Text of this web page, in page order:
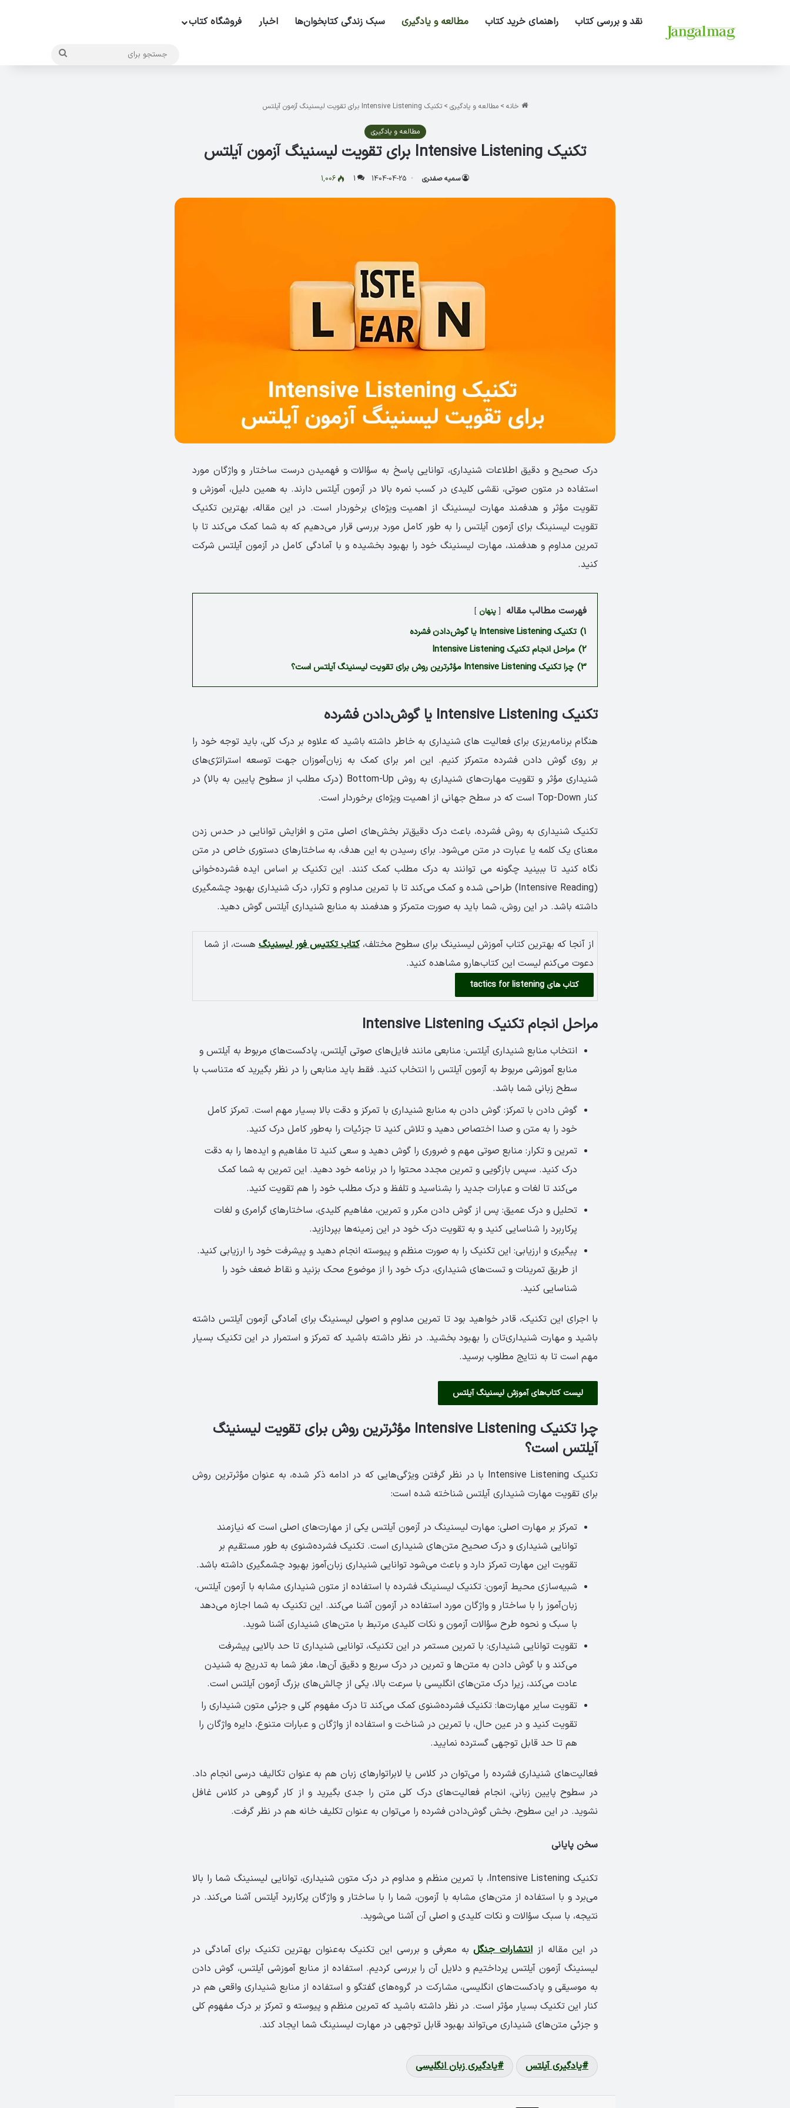
نقد و بررسی کتاب راهنمای خرید کتاب مطالعه و یادگیری سبک زندگی کتابخوان‌ها اخبار فروشگاه کتاب
جستجو
خانه > مطالعه و یادگیری > تکنیک Intensive Listening برای تقویت لیسنینگ آزمون آیلتس
مطالعه و یادگیری
تکنیک Intensive Listening برای تقویت لیسنینگ آزمون آیلتس
سمیه صفدری 1404-04-25
1
1,006
درک صحیح و دقیق اطلاعات شنیداری، توانایی پاسخ به سؤالات و فهمیدن درست ساختار و واژگان مورد
استفاده در متون صوتی، نقشی کلیدی در کسب نمره بالا در آزمون آیلتس دارند. به همین دلیل، آموزش و
تقویت مؤثر و هدفمند مهارت لیسنینگ از اهمیت ویژه‌ای برخوردار است. در این مقاله، بهترین تکنیک
تقویت لیسنینگ برای آزمون آیلتس را به طور کامل مورد بررسی قرار می‌دهیم که به شما کمک می‌کند تا با
تمرین مداوم و هدفمند، مهارت لیسنینگ خود را بهبود بخشیده و با آمادگی کامل در آزمون آیلتس شرکت
کنید.
فهرست مطالب مقاله پنهان
1) تکنیک Intensive Listening یا گوش‌دادن فشرده
2) مراحل انجام تکنیک Intensive Listening
3) چرا تکنیک Intensive Listening مؤثرترین روش برای تقویت لیسنینگ آیلتس است؟
تکنیک Intensive Listening یا گوش‌دادن فشرده
هنگام برنامه‌ریزی برای فعالیت های شنیداری به خاطر داشته باشید که علاوه بر درک کلی، باید توجه خود را
بر روی گوش دادن فشرده متمرکز کنیم. این امر برای کمک به زبان‌آموزان جهت توسعه استراتژی‌های
شنیداری مؤثر و تقویت مهارت‌های شنیداری به روش Bottom-Up (درک مطلب از سطوح پایین به بالا) در
کنار Top-Down است که در سطح جهانی از اهمیت ویژه‌ای برخوردار است.
تکنیک شنیداری به روش فشرده، باعث درک دقیق‌تر بخش‌های اصلی متن و افزایش توانایی در حدس زدن
معنای یک کلمه یا عبارت در متن می‌شود. برای رسیدن به این هدف، به ساختارهای دستوری خاص در متن
نگاه کنید تا ببینید چگونه می توانند به درک مطلب کمک کنند. این تکنیک بر اساس ایده فشرده‌خوانی
(Intensive Reading) طراحی شده و کمک می‌کند تا با تمرین مداوم و تکرار، درک شنیداری‌ بهبود چشمگیری
داشته باشد. در این روش، شما باید به صورت متمرکز و هدفمند به منابع شنیداری آیلتس گوش دهید.
از آنجا که بهترین کتاب آموزش لیسنینگ برای سطوح مختلف،کتاب تکتیس فور لیسنینگهست، از شما
دعوت می‌کنم لیست این کتاب‌هارو مشاهده کنید.
کتاب های tactics for listening
مراحل انجام تکنیک Intensive Listening
انتخاب منابع شنیداری آیلتس: منابعی مانند فایل‌های صوتی آیلتس، پادکست‌های مربوط به آیلتس و
منابع آموزشی مربوط به آزمون آیلتس را انتخاب کنید. فقط باید منابعی را در نظر بگیرید که متناسب با
سطح زبانی شما باشد.
گوش دادن با تمرکز: گوش دادن به منابع شنیداری با تمرکز و دقت بالا بسیار مهم است. تمرکز کامل
خود را به متن و صدا اختصاص دهید و تلاش کنید تا جزئیات را به‌طور کامل درک کنید.
تمرین و تکرار: منابع صوتی مهم و ضروری را گوش دهید و سعی کنید تا مفاهیم و ایده‌ها را به دقت
درک کنید. سپس بازگویی و تمرین مجدد محتوا را در برنامه خود دهید. این تمرین به شما کمک
می‌کند تا لغات و عبارات جدید را بشناسید و تلفظ و درک مطلب خود را هم تقویت کنید.
تحلیل و درک عمیق: پس از گوش دادن مکرر و تمرین، مفاهیم کلیدی، ساختارهای گرامری و لغات
پرکاربرد را شناسایی کنید و به تقویت درک خود در این زمینه‌ها بپردازید.
پیگیری و ارزیابی: این تکنیک را به صورت منظم و پیوسته انجام دهید و پیشرفت خود را ارزیابی کنید.
از طریق تمرینات و تست‌های شنیداری، درک خود را از موضوع محک بزنید و نقاط ضعف خود را
شناسایی کنید.
با اجرای این تکنیک، قادر خواهید بود تا تمرین مداوم و اصولی لیسنینگ برای آمادگی آزمون آیلتس داشته
باشید و مهارت شنیداری‌تان را بهبود بخشید. در نظر داشته باشید که تمرکز و استمرار در این تکنیک بسیار
مهم است تا به نتایج مطلوب برسید.
لیست کتاب‌های آموزش لیسنینگ آیلتس
چرا تکنیک Intensive Listening مؤثرترین روش برای تقویت لیسنینگ
آیلتس است؟
تکنیک Intensive Listening با در نظر گرفتن ویژگی‌هایی که در ادامه ذکر شده، به عنوان مؤثرترین روش
برای تقویت مهارت شنیداری آیلتس شناخته شده است:
تمرکز بر مهارت اصلی: مهارت لیسنینگ در آزمون آیلتس یکی از مهارت‌های اصلی است که نیازمند
توانایی شنیداری و درک صحیح متن‌های شنیداری است. تکنیک فشرده‌شنوی به طور مستقیم بر
تقویت این مهارت تمرکز دارد و باعث می‌شود توانایی شنیداری زبان‌آموز بهبود چشمگیری داشته باشد.
شبیه‌سازی محیط آزمون: تکنیک لیسنینگ فشرده با استفاده از متون شنیداری مشابه با آزمون آیلتس،
زبان‌آموز را با ساختار و واژگان مورد استفاده در آزمون آشنا می‌کند. این تکنیک به شما اجازه می‌دهد
با سبک و نحوه طرح سؤالات آزمون و نکات کلیدی مرتبط با متن‌های شنیداری آشنا شوید.
تقویت توانایی شنیداری: با تمرین مستمر در این تکنیک، توانایی شنیداری تا حد بالایی پیشرفت
می‌کند و با گوش دادن به متن‌ها و تمرین در درک سریع و دقیق آن‌ها، مغز شما به تدریج به شنیدن
عادت می‌کند، زیرا درک متن‌های انگلیسی با سرعت بالا، یکی از چالش‌های بزرگ آزمون آیلتس است.
تقویت سایر مهارت‌ها: تکنیک فشرده‌شنوی کمک می‌کند تا درک مفهوم کلی و جزئی متون شنیداری را
تقویت کنید و در عین حال، با تمرین در شناخت و استفاده از واژگان و عبارات متنوع، دایره واژگان را
هم تا حد قابل توجهی گسترده نمایید.
فعالیت‌های شنیداری فشرده را می‌توان در کلاس یا لابراتوارهای زبان هم به عنوان تکالیف درسی انجام داد.
در سطوح پایین زبانی، انجام فعالیت‌های درک کلی متن را جدی بگیرید و از کار گروهی در کلاس غافل
نشوید. در این سطوح، بخش گوش‌دادن فشرده را می‌توان به عنوان تکلیف خانه هم در نظر گرفت.
سخن پایانی
تکنیک Intensive Listening، با تمرین منظم و مداوم در درک متون شنیداری، توانایی لیسنینگ شما را بالا
می‌برد و با استفاده از متن‌های مشابه با آزمون، شما را با ساختار و واژگان پرکاربرد آیلتس آشنا می‌کند. در
نتیجه، با سبک سؤالات و نکات کلیدی و اصلی آن آشنا می‌شوید.
در این مقاله ازانتشارات جنگلبه معرفی و بررسی این تکنیک به‌عنوان بهترین تکنیک برای آمادگی در
لیسنینگ آزمون آیلتس پرداختیم و دلایل آن را بررسی کردیم. استفاده از منابع آموزشی آیلتس، گوش دادن
به موسیقی و پادکست‌های انگلیسی، مشارکت در گروه‌های گفتگو و استفاده از منابع شنیداری واقعی هم در
کنار این تکنیک بسیار مؤثر است. در نظر داشته باشید که تمرین منظم و پیوسته و تمرکز بر درک مفهوم کلی
و جزئی متن‌های شنیداری می‌تواند بهبود قابل توجهی در مهارت لیسنینگ شما ایجاد کند.
یادگیری آیلتس یادگیری زبان انگلیسی